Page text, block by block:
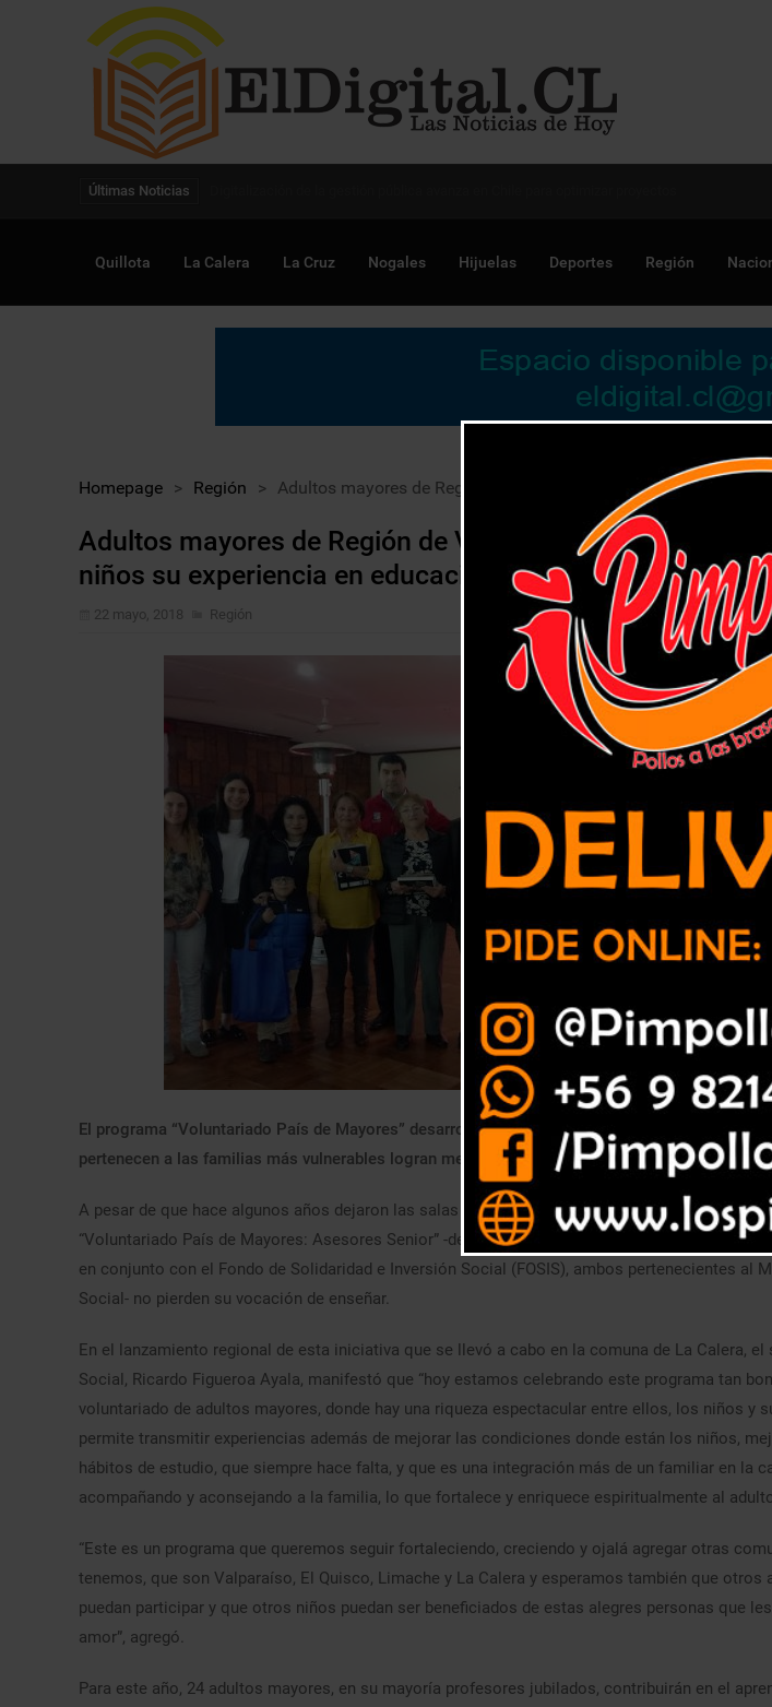
Últimas Noticias
Quillota La Calera La Cruz Nogales Hijuelas Deportes Región
Homepage > Región > Adultos mayores de Región de Valparaíso ponen al servicio de
Adultos mayores de Región de Valparaíso ponen al
niños su experiencia en educación
22 mayo, 2018 Región
El programa “Voluntariado País de Mayores” desarrollado por SENAMA y FOSIS, permite el
pertenecen a las familias más vulnerables logran mejorar sus notas y comportamiento
A pesar de que hace algunos años dejaron las salas de clases, los adultos mayores que
“Voluntariado País de Mayores: Asesores Senior” -desarrollada por el Servicio Nacional del
en conjunto con el Fondo de Solidaridad e Inversión Social (FOSIS), ambos pertenecientes al
Social- no pierden su vocación de enseñar.
En el lanzamiento regional de esta iniciativa que se llevó a cabo en la comuna de La Calera, el
Social, Ricardo Figueroa Ayala, manifestó que “hoy estamos celebrando este programa tan
voluntariado de adultos mayores, donde hay una riqueza espectacular entre ellos, los niños y
permite transmitir experiencias además de mejorar las condiciones donde están los niños,
hábitos de estudio, que siempre hace falta, y que es una integración más de un familiar en la
acompañando y aconsejando a la familia, lo que fortalece y enriquece espiritualmente al
“Este es un programa que queremos seguir fortaleciendo, creciendo y ojalá agregar otras
tenemos, que son Valparaíso, El Quisco, Limache y La Calera y esperamos también que otros
puedan participar y que otros niños puedan ser beneficiados de estas alegres personas que
amor”, agregó.
Para este año, 24 adultos mayores, en su mayoría profesores jubilados, contribuirán en el